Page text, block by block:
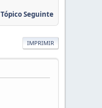
Tópico Seguinte
IMPRIMIR